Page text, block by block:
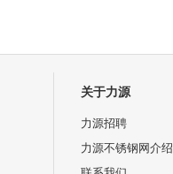
关于力源
力源招聘
力源不锈钢网介绍